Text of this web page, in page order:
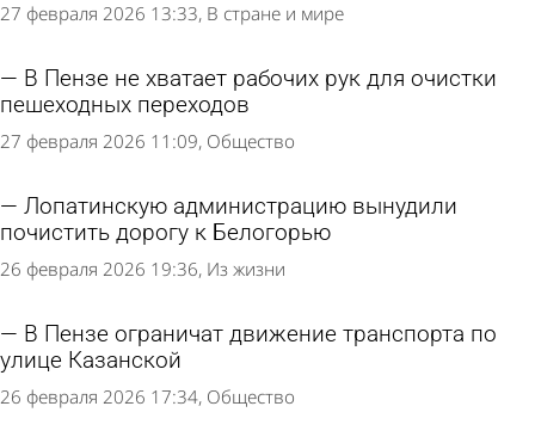
27 февраля 2026 13:33 В стране и мире
В Пензе не хватает рабочих рук для очистки
пешеходных переходов
27 февраля 2026 11:09 Общество
Лопатинскую администрацию вынудили
почистить дорогу к Белогорью
26 февраля 2026 19:36 Из жизни
В Пензе ограничат движение транспорта по
улице Казанской
26 февраля 2026 17:34 Общество